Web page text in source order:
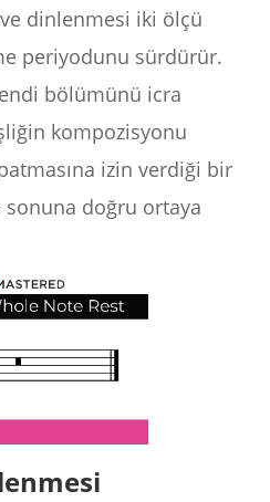
dinlenmesi iki ölçü
periyodunu sürdürür.
bölümünü icra
kompozisyonu
izin verdiği bir
sonuna doğru ortaya